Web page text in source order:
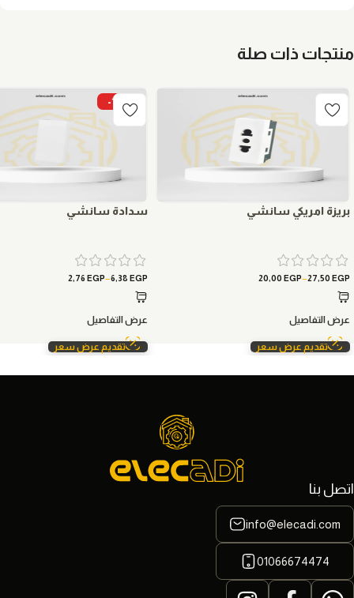
منتجات ذات صلة
بريزة امريكي سانشي
20,00 EGP–27,50 EGP
عرض التفاصيل
تقديم عرض سعر
-15%
سدادة سانشي
2,76 EGP–6,38 EGP
عرض التفاصيل
تقديم عرض سعر
اتصل بنا
info@elecadi.com
01066674474